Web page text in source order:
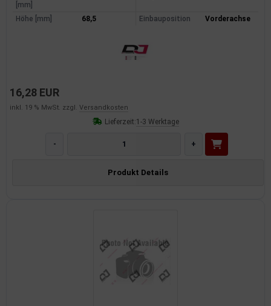
[mm]
Höhe [mm] 68,5 Einbauposition Vorderachse
16,28 EUR
inkl. 19 % MwSt. zzgl. Versandkosten
Lieferzeit:1-3 Werktage
- +
Produkt Details